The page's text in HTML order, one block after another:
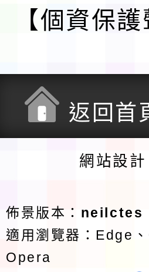
【個資保護
返回首
網站設
佈景版本： neilctes
適用瀏覽器：Edge
Opera